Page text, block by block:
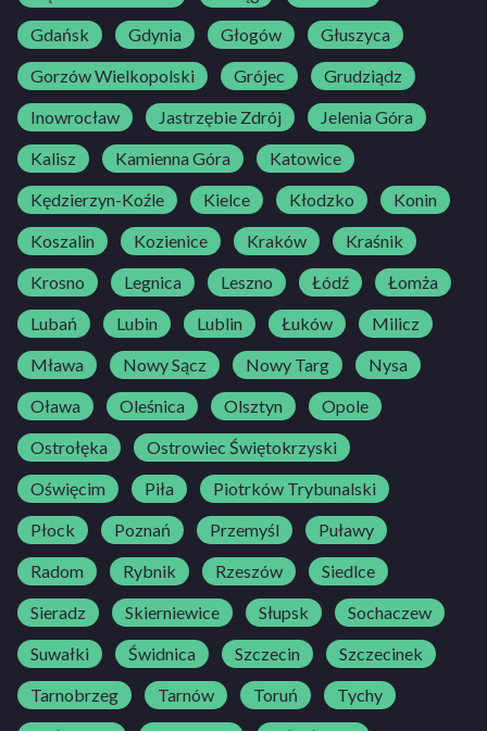
Gdańsk
Gdynia Głogów
Głuszyca
Gorzów Wielkopolski
Grójec
Grudziądz
Inowrocław
Jastrzębie Zdrój
Jelenia Góra
Kalisz
Kamienna Góra
Katowice
Kędzierzyn-Koźle
Kielce Kłodzko
Konin
Koszalin
Kozienice Kraków
Kraśnik
Krosno
Legnica Leszno Łódź
Łomża
Lubań
Lubin Lublin Łuków
Milicz
Mława
Nowy Sącz Nowy Targ
Nysa
Oława
Oleśnica Olsztyn
Opole
Ostrołęka
Ostrowiec Świętokrzyski
Oświęcim
Piła
Piotrków Trybunalski
Płock
Poznań Przemyśl
Puławy
Radom
Rybnik Rzeszów
Siedlce
Sieradz
Skierniewice Słupsk
Sochaczew
Suwałki
Świdnica Szczecin
Szczecinek
Tarnobrzeg
Tarnów Toruń
Tychy